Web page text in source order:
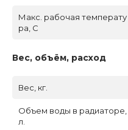
Макс. рабочая температу
ра, C
Вес, объём, расход
Вес, кг.
Объем воды в радиаторе,
л.